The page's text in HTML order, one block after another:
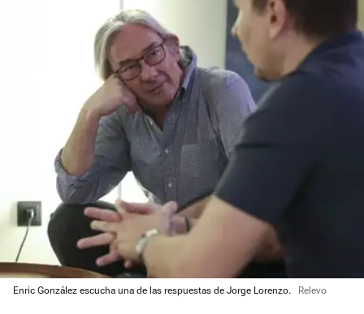
Enric González escucha una de las respuestas de Jorge Lorenzo. Relevo